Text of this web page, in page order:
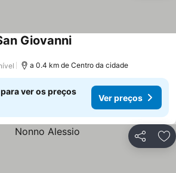
GiovanniVer preços
a 0.4 km de Centro da cidade
ver os preços
Ver preços
Partilhar